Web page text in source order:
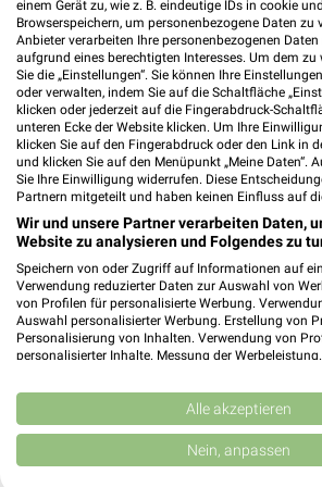
24,14 km
HKL BAUMASCHINEN
Berlin, Deutschland
10,79 km
HKL BAUMASCHINEN
Wusterhausen
Königs Wusterhausen,
27,13 km
einem Gerät zu, wie z. B. eindeutige IDs in cookie
Browserspeichern, um personenbezogene Daten zu
Anbieter verarbeiten Ihre personenbezogenen
aufgrund eines berechtigten Interesses. Um dem zu
Sie die „Einstellungen“. Sie können Ihre
oder verwalten, indem Sie auf die Schaltfläche
klicken oder jederzeit auf die Fingerabdruck-
unteren Ecke der Website klicken. Um Ihre
klicken Sie auf den Fingerabdruck oder den Link in
und klicken Sie auf den Menüpunkt „Meine Daten“.
Sie Ihre Einwilligung widerrufen. Diese
Partnern mitgeteilt und haben keinen Einfluss auf
Wir und unsere Partner verarbeiten Daten,
Website zu analysieren und Folgendes zu
Speichern von oder Zugriff auf Informationen auf
Verwendung reduzierter Daten zur Auswahl von
von Profilen für personalisierte Werbung.
Auswahl personalisierter Werbung. Erstellung von
Personalisierung von Inhalten. Verwendung von
personalisierter Inhalte. Messung der
Kombinationen von Daten aus verschiedenen
Verbesserung der Angebote. Verwendung
von Inhalten.
Daten können außerhalb der Europäischen Union
USA gesendet werden.
Alle akzeptieren
Nein, anpassen